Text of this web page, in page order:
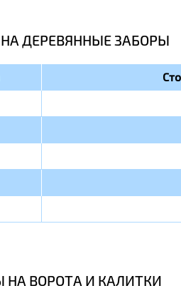
ДЕРЕВЯННЫЕ ЗАБОРЫ
НА ВОРОТА И КАЛИТКИ